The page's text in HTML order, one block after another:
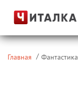
Главная Фантастика